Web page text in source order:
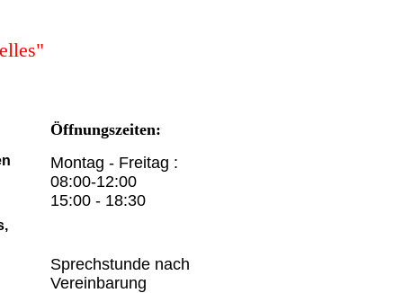
Öffnungszeiten:
Montag - Freitag :
08:00-12:00
15:00 - 18:30
Sprechstunde nach
Vereinbarung